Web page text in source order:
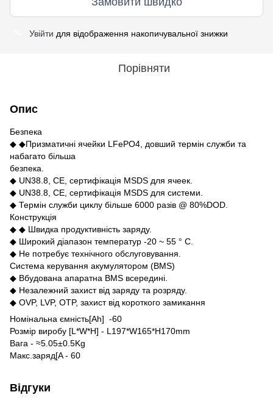
Увійти для відображення накопичувальної знижки
Порівняти
Опис
Безпека
◆ ◆Призматичні ячейки LFePO4, довший термін служби та
набагато більша
безпека.
◆ UN38.8, CE, сертифікація MSDS для ячеек.
◆ UN38.8, CE, сертифікація MSDS для системи.
◆ Термін служби циклу більше 6000 разів @ 80%DOD.
Конструкція
◆ ◆ Швидка продуктивність заряду.
◆ Широкий діапазон температур -20 ~ 55 ° C.
◆ Не потребує технічного обслуговування.
Система керування акумулятором (BMS)
◆ Вбудована апаратна BMS всередині.
◆ Незалежний захист від заряду та розряду.
◆ OVP, LVP, OTP, захист від короткого замикання
Номінальна ємність[Ah] -60
Розмір виробу [L*W*H] - L197*W165*H170mm
Вага - ≈5.05±0.5Kg
Макс.заряд[A - 60
Відгуки